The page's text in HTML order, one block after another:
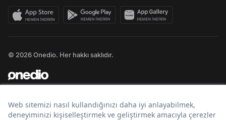
© 2026 Onedio. Her hakkı saklıdır.
Bir markasıdır.